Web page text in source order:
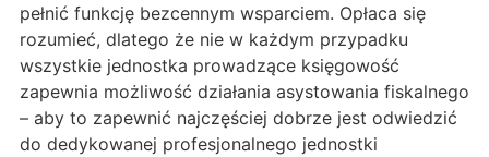
pełnić funkcję bezcennym wsparciem. Opłaca się
rozumieć, dlatego że nie w każdym przypadku
wszystkie jednostka prowadzące księgowość
zapewnia możliwość działania asystowania fiskalnego
– aby to zapewnić najczęściej dobrze jest odwiedzić
do dedykowanej profesjonalnego jednostki